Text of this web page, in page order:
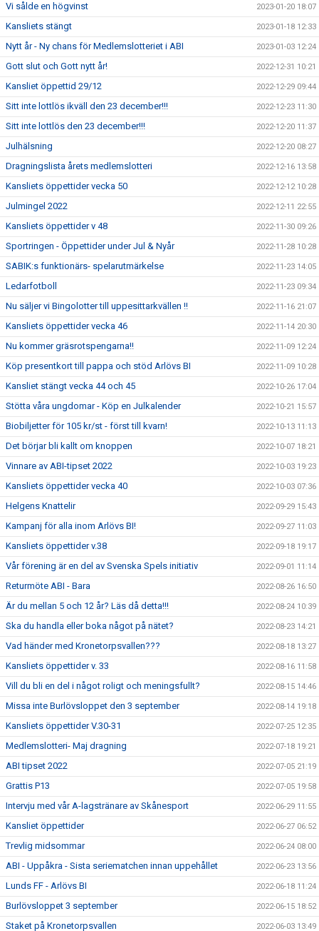
Vi sålde en högvinst 2023-01-20 18:07
Kansliets stängt 2023-01-18 12:33
Nytt år - Ny chans för Medlemslotteriet i ABI 2023-01-03 12:24
Gott slut och Gott nytt år! 2022-12-31 10:21
Kansliet öppettid 29/12 2022-12-29 09:44
Sitt inte lottlös ikväll den 23 december!!! 2022-12-23 11:30
Sitt inte lottlös den 23 december!!! 2022-12-20 11:37
Julhälsning 2022-12-20 08:27
Dragningslista årets medlemslotteri 2022-12-16 13:58
Kansliets öppettider vecka 50 2022-12-12 10:28
Julmingel 2022 2022-12-11 22:55
Kansliets öppettider v 48 2022-11-30 09:26
Sportringen - Öppettider under Jul & Nyår 2022-11-28 10:28
SABIK:s funktionärs- spelarutmärkelse 2022-11-23 14:05
Ledarfotboll 2022-11-23 09:34
Nu säljer vi Bingolotter till uppesittarkvällen !! 2022-11-16 21:07
Kansliets öppettider vecka 46 2022-11-14 20:30
Nu kommer gräsrotspengarna!! 2022-11-09 12:24
Köp presentkort till pappa och stöd Arlövs BI 2022-11-09 10:28
Kansliet stängt vecka 44 och 45 2022-10-26 17:04
Stötta våra ungdomar - Köp en Julkalender 2022-10-21 15:57
Biobiljetter för 105 kr/st - först till kvarn! 2022-10-13 11:13
Det börjar bli kallt om knoppen 2022-10-07 18:21
Vinnare av ABI-tipset 2022 2022-10-03 19:23
Kansliets öppettider vecka 40 2022-10-03 07:36
Helgens Knattelir 2022-09-29 15:43
Kampanj för alla inom Arlövs BI! 2022-09-27 11:03
Kansliets öppettider v.38 2022-09-18 19:17
Vår förening är en del av Svenska Spels initiativ 2022-09-01 11:14
Returmöte ABI - Bara 2022-08-26 16:50
Är du mellan 5 och 12 år? Läs då detta!!! 2022-08-24 10:39
Ska du handla eller boka något på nätet? 2022-08-23 14:21
Vad händer med Kronetorpsvallen??? 2022-08-18 13:27
Kansliets öppettider v. 33 2022-08-16 11:58
Vill du bli en del i något roligt och meningsfullt? 2022-08-15 14:46
Missa inte Burlövsloppet den 3 september 2022-08-14 19:18
Kansliets öppettider V.30-31 2022-07-25 12:35
Medlemslotteri- Maj dragning 2022-07-18 19:21
ABI tipset 2022 2022-07-05 21:19
Grattis P13 2022-07-05 19:58
Intervju med vår A-lagstränare av Skånesport 2022-06-29 11:55
Kansliet öppettider 2022-06-27 06:52
Trevlig midsommar 2022-06-24 08:00
ABI - Uppåkra - Sista seriematchen innan uppehållet 2022-06-23 13:56
Lunds FF - Arlövs BI 2022-06-18 11:24
Burlövsloppet 3 september 2022-06-15 18:52
Staket på Kronetorpsvallen 2022-06-03 13:49